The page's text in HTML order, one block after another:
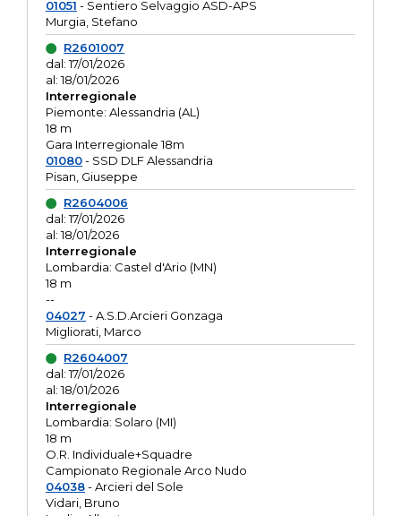
01051 - Sentiero Selvaggio ASD-APS
Murgia, Stefano
R2601007
dal: 17/01/2026
al: 18/01/2026
Interregionale
Piemonte: Alessandria (AL)
18 m
Gara Interregionale 18m
01080- SSD DLF Alessandria
Pisan, Giuseppe
R2604006
dal: 17/01/2026
al: 18/01/2026
Interregionale
Lombardia: Castel d'Ario (MN)
18 m
--
04027 - A.S.D.Arcieri Gonzaga
Migliorati, Marco
R2604007
dal: 17/01/2026
al: 18/01/2026
Interregionale
Lombardia: Solaro (MI)
18 m
O.R. Individuale+Squadre
Campionato Regionale Arco Nudo
04038- Arcieri del Sole
Vidari, Bruno